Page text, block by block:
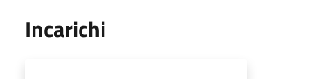
Incarichi